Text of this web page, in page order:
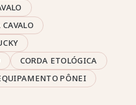
CORDA ETOLÓGICA
PÔNEI